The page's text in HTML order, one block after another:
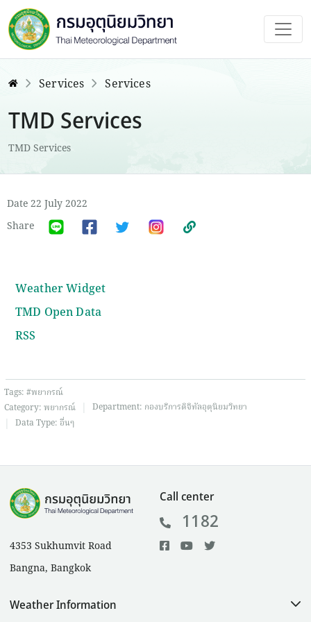
Services Services
TMD Services
TMD Services
Date 22 July 2022
Share
Weather Widget
TMD Open Data
RSS
Tags: #พยากรณ์
Category: พยากรณ์ Department: กองบริการดิจิทัลอุตุนิยมวิทยา
Data Type: อื่นๆ
4353 Sukhumvit Road
Bangna, Bangkok
Call center
1182
Weather Information